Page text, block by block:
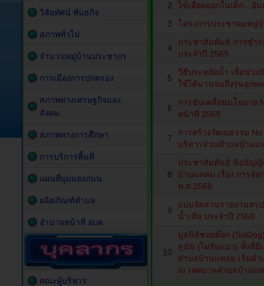
2
ไข้เลือดออกในเด็ก…อั
3
โครงการประชาคมหมู่
4
ประชาสัมพันธ์ การชำ
ประจำปี 2569
5
วิธีประหยัดน้ำ เพื่อช่วย
ใช้ได้นานจนถึงรุ่นลูกห
6
การขับเคลื่อนนโยบาย
หน้าที่ 2569
7
การสร้างวัฒนธรรม No
บริหารส่วนตําบลบ้านแ
8
ประชาสัมพันธ์ ข้อบัญญั
บ้านแหลม เรื่อง การจั
พ.ศ.2568
9
แบบจัดส่วนรายงานสรุ
น้ำเสีย ประจำปี 2568
10
มูลนิธิซอยด๊อก
สุนัข (ไม่รับแมว) ทั้งที่มี
ตำบลบ้านแหลม เริ่มด
ณ เทศบาลตำบลบ้านแ
วิสัยทัศน์ พันธกิจ
สภาพทั่วไป
จำนวนหมู่บ้านประชากร
การเมืองการปกครอง
สภาพทางเศรษฐกิจและ
สังคม
สภาพทางการศึกษา
การบริการพื้นที่
แผนที่มุมมองถนน
ผลิตภัณฑ์ตำบล
อำนาจหน้าที่ อบต.
คณะผู้บริหาร